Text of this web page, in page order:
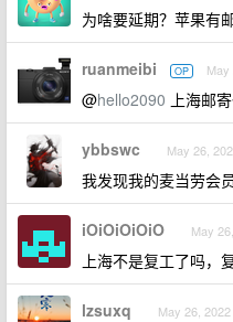
为啥要延期？苹果有
ruanmeibi OP May
@hello2090 上海邮
ybbswc May 26,
我发现我的麦当劳会
iOiOiOiOiO May
上海不是复工了吗，
lzsuxq May 26, 2022